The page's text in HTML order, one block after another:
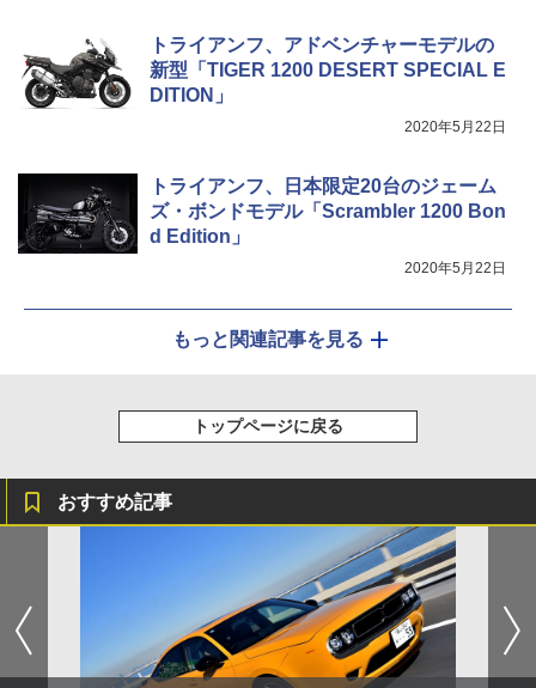
トライアンフ、アドベンチャーモデルの
新型「TIGER 1200 DESERT SPECIAL E
DITION」
2020年5月22日
トライアンフ、日本限定20台のジェーム
ズ・ボンドモデル「Scrambler 1200 Bon
d Edition」
2020年5月22日
もっと関連記事を見る
トップページに戻る
おすすめ記事